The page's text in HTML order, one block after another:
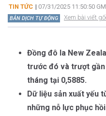
TIN TỨC | 07/31/2025 11:50:50
BẢN DỊCH TỰ ĐỘNG Xem bài viết
Đồng đô la New
trước đó và trượt gần
tháng tại 0,5885.
Dữ liệu sản xuất yếu
những nỗ lực phục